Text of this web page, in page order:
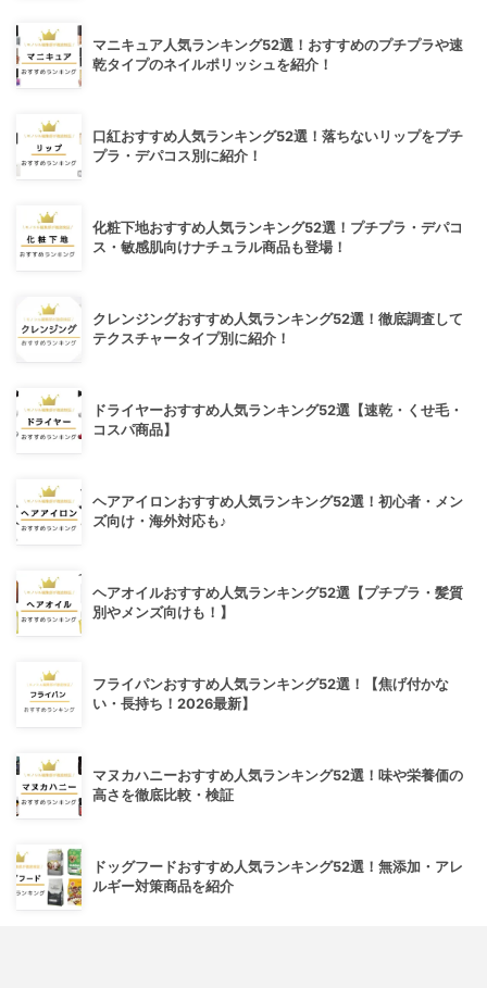
マニキュア人気ランキング52選！おすすめのプチプラや速
乾タイプのネイルポリッシュを紹介！
口紅おすすめ人気ランキング52選！落ちないリップをプチ
プラ・デパコス別に紹介！
化粧下地おすすめ人気ランキング52選！プチプラ・デパコ
ス・敏感肌向けナチュラル商品も登場！
クレンジングおすすめ人気ランキング52選！徹底調査して
テクスチャータイプ別に紹介！
ドライヤーおすすめ人気ランキング52選【速乾・くせ毛・
コスパ商品】
ヘアアイロンおすすめ人気ランキング52選！初心者・メン
ズ向け・海外対応も♪
ヘアオイルおすすめ人気ランキング52選【プチプラ・髪質
別やメンズ向けも！】
フライパンおすすめ人気ランキング52選！【焦げ付かな
い・長持ち！2026最新】
マヌカハニーおすすめ人気ランキング52選！味や栄養価の
高さを徹底比較・検証
ドッグフードおすすめ人気ランキング52選！無添加・アレ
ルギー対策商品を紹介